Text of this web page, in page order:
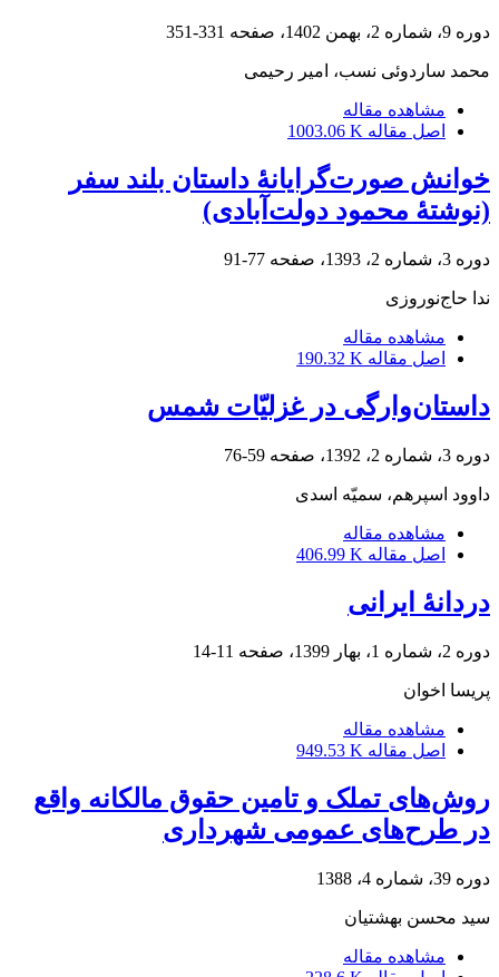
دوره 9، شماره 2، بهمن 1402، صفحه 331-351
محمد ساردوئی نسب، امیر رحیمی
مشاهده مقاله
اصل مقاله 1003.06 K
خوانش صورت‌‌گرایانۀ داستان بلند سفر
(نوشتۀ محمود دولت‌آبادی)
دوره 3، شماره 2، 1393، صفحه 77-91
ندا حاج‌نوروزی
مشاهده مقاله
اصل مقاله 190.32 K
داستان‌‌‌وارگی در غزلیّات شمس
دوره 3، شماره 2، 1392، صفحه 59-76
داوود اسپرهم، سمیّه اسدی
مشاهده مقاله
اصل مقاله 406.99 K
دردانۀ ایرانی
دوره 2، شماره 1، بهار 1399، صفحه 11-14
پریسا اخوان
مشاهده مقاله
اصل مقاله 949.53 K
روش‌های تملک و تامین حقوق مالکانه واقع
در طرح‌های عمومی شهرداری
دوره 39، شماره 4، 1388
سید محسن بهشتیان
مشاهده مقاله